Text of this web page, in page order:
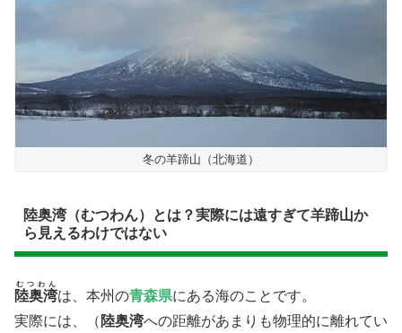
冬の羊蹄山（北海道）
陸奥湾（むつわん）とは？実際には遠すぎて羊蹄山か
ら見えるわけではない
陸奥湾
むつわん
は、​本州の青森県にある海のことです。
実際には、（ 陸奥湾への距離があまりも物理的に離れてい